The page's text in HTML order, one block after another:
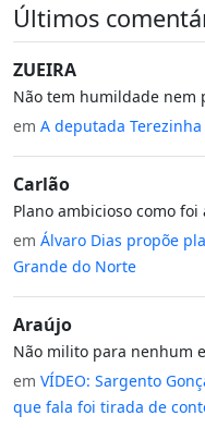
Últimos
ZUEIRA
Não tem humildade nem
em A deputada
Carlão
Plano ambicioso como
em Álvaro Dias propõe
Grande do Norte
Araújo
Não milito para nenhum
em VÍDEO: Sargento
que fala foi tirada de